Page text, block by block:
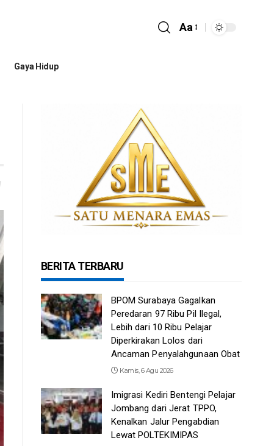
Aa
Gaya Hidup
BERITA TERBARU
BPOM Surabaya Gagalkan
Peredaran 97 Ribu Pil Ilegal,
Lebih dari 10 Ribu Pelajar
Diperkirakan Lolos dari
Ancaman Penyalahgunaan Obat
Kamis, 6 Agu 2026
Imigrasi Kediri Bentengi Pelajar
Jombang dari Jerat TPPO,
Kenalkan Jalur Pengabdian
Lewat POLTEKIMIPAS